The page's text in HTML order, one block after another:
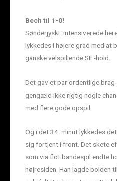
Bech til 1-0!
SønderjyskE intensiverede
lykkedes i højere grad med at
ganske velspillende SIF-hold.
Det gav et par ordentlige
gengæld ikke rigtig nogle
med flere gode opspil.
Og i det 34. minut lykkedes
sig fortjent i front. Det skete
som via flot bandespil endte
højresiden. Han lagde bolden